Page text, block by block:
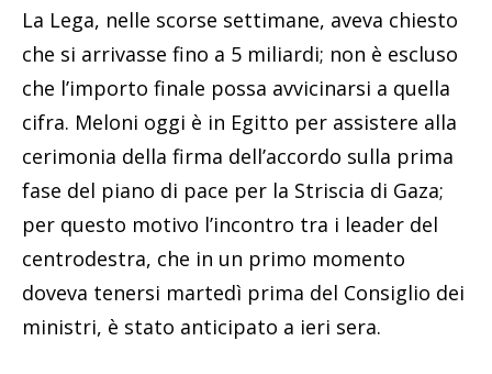
La Lega, nelle scorse settimane, aveva chiesto
che si arrivasse fino a 5 miliardi; non è escluso
che l’importo finale possa avvicinarsi a quella
cifra. Meloni oggi è in Egitto per assistere alla
cerimonia della firma dell’accordo sulla prima
fase del piano di pace per la Striscia di Gaza;
per questo motivo l’incontro tra i leader del
centrodestra, che in un primo momento
doveva tenersi martedì prima del Consiglio dei
ministri, è stato anticipato a ieri sera.